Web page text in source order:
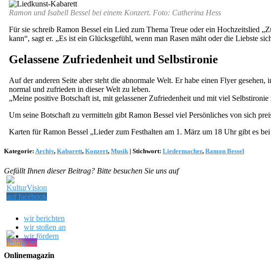
Ramon und Isabell Bessel bei einem Konzert. Foto: Catherina Hess
Für sie schreib Ramon Bessel ein Lied zum Thema Treue oder ein Hochzeitslied
kann“, sagt er. „Es ist ein Glücksgefühl, wenn man Rasen mäht oder die Liebste
Gelassene Zufriedenheit und Selbstironie
Auf der anderen Seite aber steht die abnormale Welt. Er habe einen Flyer
normal und zufrieden in dieser Welt zu leben.
„Meine positive Botschaft ist, mit gelassener Zufriedenheit und mit viel
Um seine Botschaft zu vermitteln gibt Ramon Bessel viel Persönliches von sich
Karten für Ramon Bessel „Lieder zum Festhalten am 1. März um 18 Uhr gibt es bei
Kategorie: Archiv, Kabarett, Konzert, Musik | Stichwort: Liedermacher, Ramon Bessel
Gefällt Ihnen dieser Beitrag? Bitte besuchen Sie uns auf
wir berichten
wir stoßen an
wir fördern
Onlinemagazin